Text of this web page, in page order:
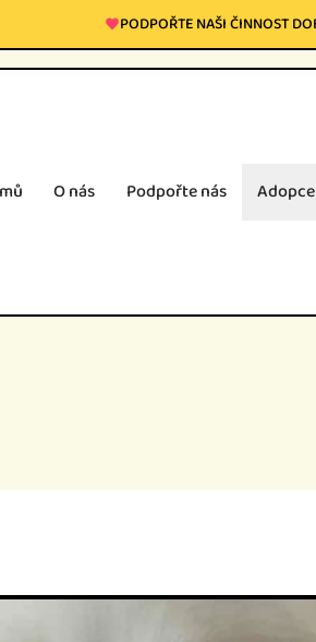
PODPOŘTE NAŠI ČINNOST
O nás Podpořte nás Adopce